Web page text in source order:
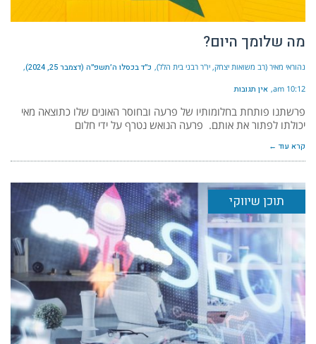
מה שלומך היום?
נהוראי מאיר (רב משואות יצחק, יו"ר רבני בית הלל) כ״ד בכסלו ה׳תשפ״ה (דצמבר 25, 2024)
10:12 am אין תגובות
פרשתנו פותחת בחלומותיו של פרעה ובחוסר האונים שלו כתוצאה מאי
יכולתו לפתור את אותם. פרעה הנואש נטרף על ידי חלום
קרא עוד ←
תוכן שיווקי